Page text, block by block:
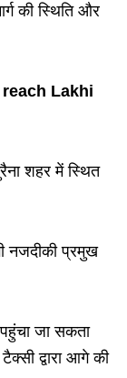
की स्थिति और
reach Lakhi
शहर में स्थित
नजदीकी प्रमुख
जा सकता
द्वारा आगे की